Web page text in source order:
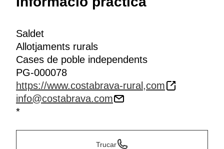
Saldet
Allotjaments rurals
Cases de poble independents
PG-000078
https://www.costabrava-rural,com
info@costabrava.com
*
Trucar